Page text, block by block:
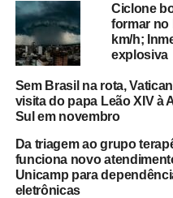
Ciclone
formar no
km/h;
explosiva
Sem Brasil na rota,
visita do papa Leão XIV à
Sul em novembro
Da triagem ao grupo
funciona novo
Unicamp para
eletrônicas